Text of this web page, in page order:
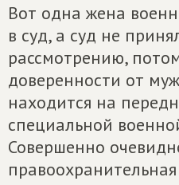
Вот одна жена
в суд, а суд не
рассмотрению,
доверенности от
находится на
специальной
Совершенно